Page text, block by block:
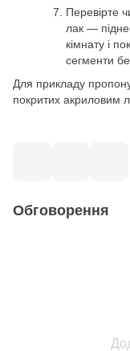
Перевірте
лак —
кімнату і
сегменти
Для прикладу
покритих акриловим
Обговорення